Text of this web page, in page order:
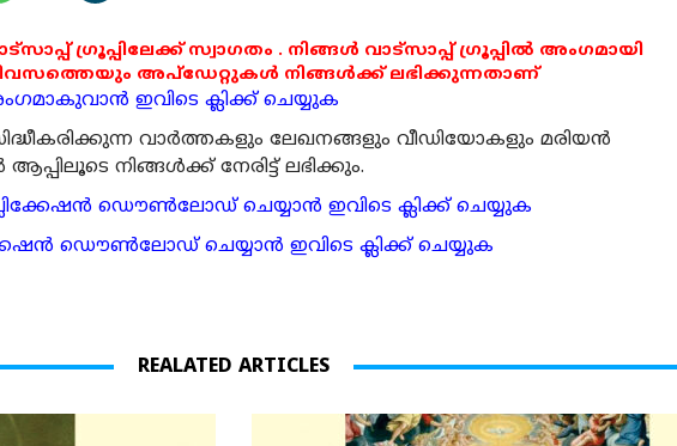
ഗ്രൂപ്പിലേക്ക് സ്വാഗതം . നിങ്ങൾ വാട്സാപ്പ് ഗ്രൂപ്പിൽ അംഗമായി
അപ്ഡേറ്റുകൾ നിങ്ങൾക്ക് ലഭിക്കുന്നതാണ്
ഇവിടെ ക്ലിക്ക് ചെയ്യുക
വാര്‍ത്തകളും ലേഖനങ്ങളും വീഡിയോകളും മരിയന്‍
നിങ്ങള്‍ക്ക് നേരിട്ട് ലഭിക്കും.
ഡൌണ്‍ലോഡ് ചെയ്യാന്‍ ഇവിടെ ക്ലിക്ക് ചെയ്യുക
ഡൌണ്‍ലോഡ് ചെയ്യാന്‍ ഇവിടെ ക്ലിക്ക് ചെയ്യുക
REALATED ARTICLES